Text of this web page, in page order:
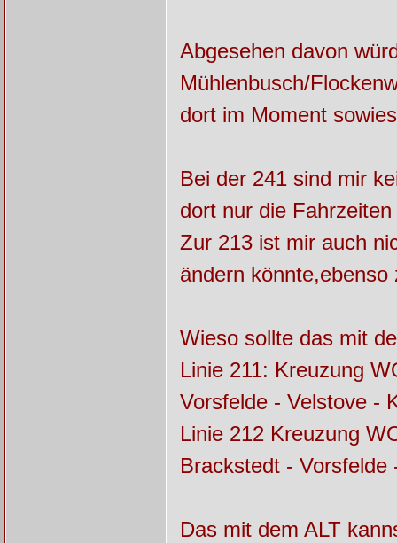
Abgesehen davon
Mühlenbusch/
dort im Moment
Bei der 241 sind mir
dort nur die
Zur 213 ist mir auch
ändern könnte,ebenso
Wieso sollte das mit
Linie 211: Kreuzung
Vorsfelde - Velstove -
Linie 212 Kreuzung
Brackstedt -
Das mit dem ALT